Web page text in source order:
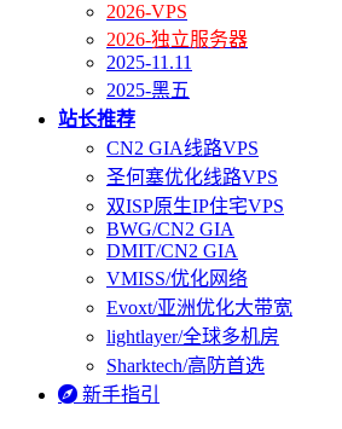
2026-VPS
2026-独立服务器
2025-11.11
2025-黑五
站长推荐
CN2 GIA线路VPS
圣何塞优化线路VPS
双ISP原生IP住宅VPS
BWG/CN2 GIA
DMIT/CN2 GIA
VMISS/优化网络
Evoxt/亚洲优化大带宽
lightlayer/全球多机房
Sharktech/高防首选
 新手指引